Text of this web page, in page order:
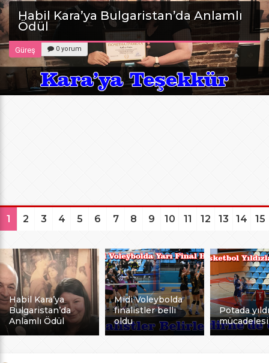
Habil Kara’ya Bulgaristan’da Anlamlı
Ödül
Güreş 0 yorum
1 2 3 4 5 6 7 8 9 10 11 12 13 14 15
Habil Kara’ya
Bulgaristan’da
Anlamlı Ödül
Midi Voleybolda
finalistler belli
oldu
Potada
mücadelesi